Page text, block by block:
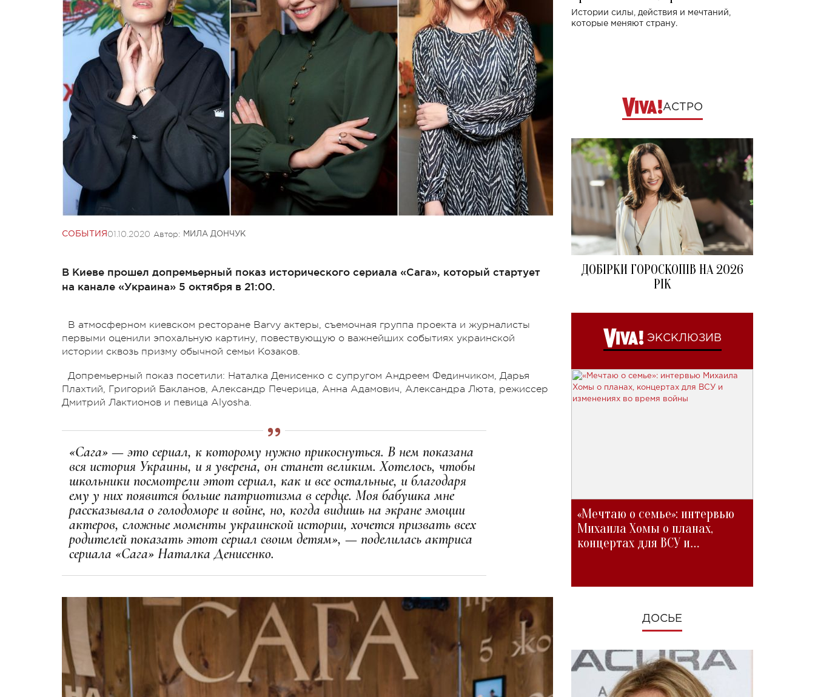
СОБЫТИЯ 01.10.2020 Автор: МИЛА ДОНЧУК
В Киеве прошел допремьерный показ исторического сериала «Сага», который стартует
на канале «Украина» 5 октября в 21:00.
В атмосферном киевском ресторане Barvy актеры, съемочная группа проекта и журналисты
первыми оценили эпохальную картину, повествующую о важнейших событиях украинской
истории сквозь призму обычной семьи Козаков.
Допремьерный показ посетили: Наталка Денисенко с супругом Андреем Фединчиком, Дарья
Плахтий, Григорий Бакланов, Александр Печерица, Анна Адамович, Александра Люта, режиссер
Дмитрий Лактионов и певица Alyosha.
«Сага» — это сериал, к которому нужно прикоснуться. В нем показана
вся история Украины, и я уверена, он станет великим. Хотелось, чтобы
школьники посмотрели этот сериал, как и все остальные, и благодаря
ему у них появится больше патриотизма в сердце. Моя бабушка мне
рассказывала о голодоморе и войне, но, когда видишь на экране эмоции
актеров, сложные моменты украинской истории, хочется призвать всех
родителей показать этот сериал своим детям», — поделилась актриса
сериала «Сага» Наталка Денисенко.
Истории силы, действия и мечтаний,
которые меняют страну.
АСТРО
ДОБІРКИ ГОРОСКОПІВ НА 2026
РІК
ЭКСКЛЮЗИВ
«Мечтаю о семье»: интервью
Михаила Хомы о планах,
концертах для ВСУ и
ДОСЬЕ